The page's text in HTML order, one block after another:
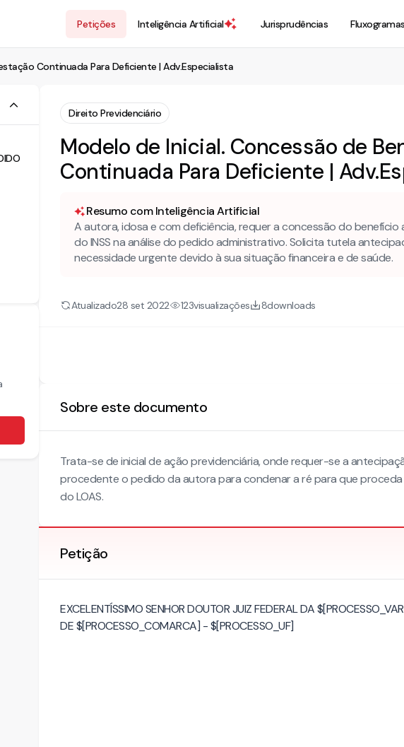
Petições Inteligência Artificial Jurisprudências Fluxogramas
Continuada Para Deficiente | Adv.Especialista
Direito Previdenciário
Modelo de Inicial. Concessão de
Continuada Para Deficiente |
Resumo com Inteligência Artificial
A autora, idosa e com deficiência, requer a concessão do benefício
do INSS na análise do pedido administrativo. Solicita tutela
necessidade urgente devido à sua situação financeira e de saúde.
Atualizado28 set 2022 123visualizações 8downloads
Sobre este documento
Trata-se de inicial de ação previdenciária, onde requer-se a
procedente o pedido da autora para condenar a ré para que
do LOAS.
Petição
EXCELENTÍSSIMO SENHOR DOUTOR JUIZ FEDERAL DA
DE $[PROCESSO_COMARCA] - $[PROCESSO_UF]